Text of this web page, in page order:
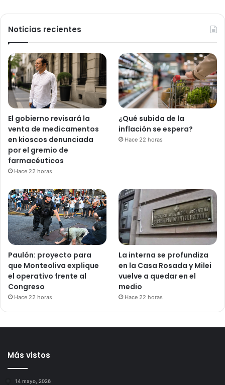
Noticias recientes
El gobierno revisará la
venta de medicamentos
en kioscos denunciada
por el gremio de
farmacéuticos
Hace 22 horas
¿Qué subida de la
inflación se espera?
Hace 22 horas
Paulón: proyecto para
que Monteoliva explique
el operativo frente al
Congreso
Hace 22 horas
La interna se profundiza
en la Casa Rosada y Milei
vuelve a quedar en el
medio
Hace 22 horas
Más vistos
14 mayo, 2026